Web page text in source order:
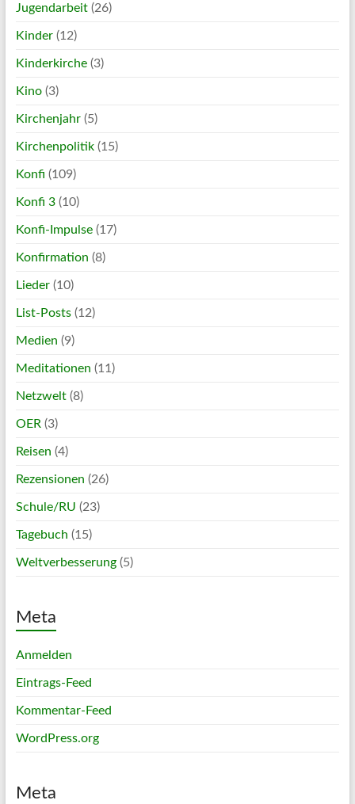
Jugendarbeit(26)
Kinder(12)
Kinderkirche(3)
Kino(3)
Kirchenjahr(5)
Kirchenpolitik(15)
Konfi (109)
Konfi 3(10)
Konfi-Impulse(17)
Konfirmation (8)
Lieder(10)
List-Posts(12)
Medien (9)
Meditationen (11)
Netzwelt(8)
OER (3)
Reisen (4)
Rezensionen (26)
Schule/RU (23)
Tagebuch (15)
Weltverbesserung(5)
Meta
Anmelden
Eintrags-Feed
Kommentar-Feed
WordPress.org
Meta